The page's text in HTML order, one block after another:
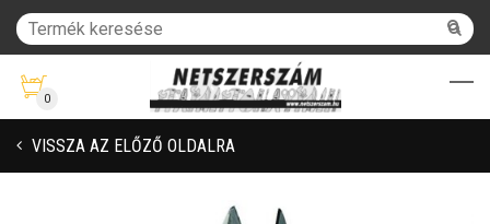
0
VISSZA AZ ELŐZŐ OLDALRA